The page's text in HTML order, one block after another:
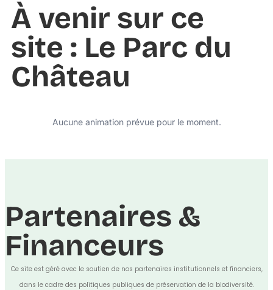
À venir sur ce
site : Le Parc du
Château
Aucune animation prévue pour le moment.
Partenaires &
Financeurs
Ce site est géré avec le soutien de nos partenaires institutionnels et financiers,
dans le cadre des politiques publiques de préservation de la biodiversité.